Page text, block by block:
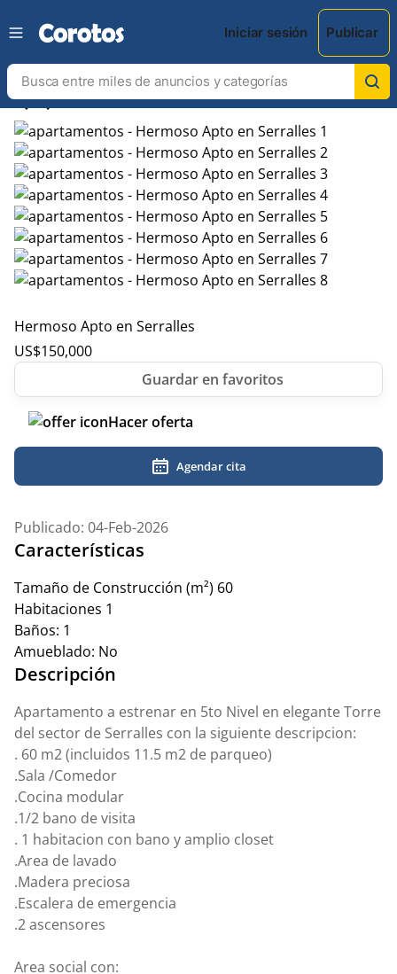
Iniciar sesión Publicar
chevron_leftchevron_right
Hermoso Apto en Serralles
US$150,000
Hacer oferta
Agendar cita
Publicado: 04-Feb-2026
Características
Tamaño de Construcción (m²) 60
Habitaciones 1
Baños: 1
Amueblado: No
Descripción
Apartamento a estrenar en 5to Nivel en elegante Torre
del sector de Serralles con la siguiente descripcion:
. 60 m2 (incluidos 11.5 m2 de parqueo)
.Sala /Comedor
.Cocina modular
.1/2 bano de visita
. 1 habitacion con bano y amplio closet
.Area de lavado
.Madera preciosa
.Escalera de emergencia
.2 ascensores
Area social con: